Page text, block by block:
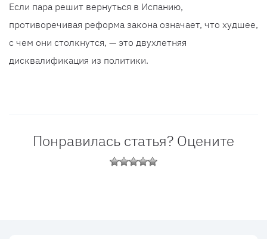
Если пара решит вернуться в Испанию,
противоречивая реформа закона означает, что худшее,
с чем они столкнутся, — это двухлетняя
дисквалификация из политики.
Понравилась статья? Оцените